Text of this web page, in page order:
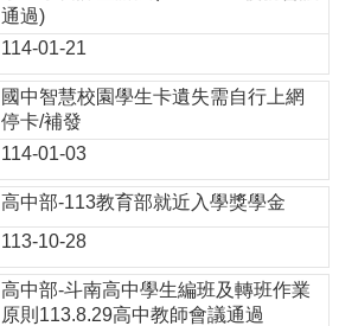
通過)
114-01-21
國中智慧校園學生卡遺失需自行上網
停卡/補發
114-01-03
高中部-113教育部就近入學獎學金
113-10-28
高中部-斗南高中學生編班及轉班作業
原則113.8.29高中教師會議通過